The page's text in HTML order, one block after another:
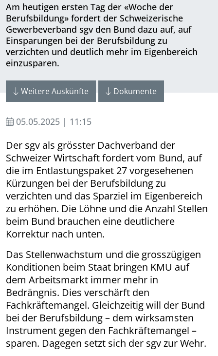
Am heutigen ersten Tag der «Woche der
Berufsbildung» fordert der Schwei­ze­rische
Gewerbeverband sgv den Bund dazu auf, auf
Einsparungen bei der Berufsbildung zu
verzichten und deutlich mehr im Eigenbereich
ein­zu­sparen.
Weitere Auskünfte Dokumente
05.05.2025 | 11:15
Der sgv als grösster Dachverband der
Schweizer Wirtschaft fordert vom Bund, auf
die im Entlastungspaket 27 vorgesehenen
Kürzungen bei der Berufsbildung zu
verzichten und das Sparziel im Eigenbereich
zu erhöhen. Die Löhne und die Anzahl Stellen
beim Bund brauchen eine deutlichere
Korrektur nach unten.
Das Stellenwachstum und die grosszügigen
Konditionen beim Staat bringen KMU auf
dem Arbeitsmarkt immer mehr in
Bedrängnis. Dies verschärft den
Fachkräftemangel. Gleichzeitig will der Bund
bei der Berufsbildung – dem wirksamsten
Instrument gegen den Fachkräftemangel –
sparen. Dagegen setzt sich der sgv zur Wehr.